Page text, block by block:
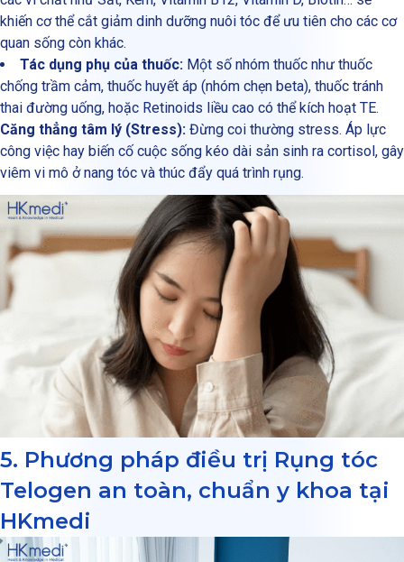
khiến cơ thể cắt giảm dinh dưỡng nuôi tóc để ưu tiên cho các cơ
quan sống còn khác.
Tác dụng phụ của thuốc: Một số nhóm thuốc như thuốc
chống trầm cảm, thuốc huyết áp (nhóm chẹn beta), thuốc tránh
thai đường uống, hoặc Retinoids liều cao có thể kích hoạt TE.
Căng thẳng tâm lý (Stress): Đừng coi thường stress. Áp lực
công việc hay biến cố cuộc sống kéo dài sản sinh ra cortisol, gây
viêm vi mô ở nang tóc và thúc đẩy quá trình rụng.
5. Phương pháp điều trị Rụng tóc
Telogen an toàn, chuẩn y khoa tại
HKmedi